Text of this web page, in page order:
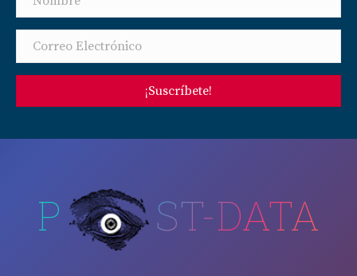
¡Suscríbete!
P ST-DATA